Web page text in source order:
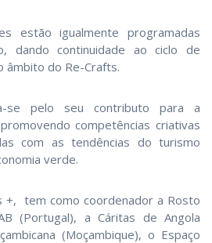
estão igualmente programadas
dando continuidade ao ciclo de
âmbito do Re-Crafts.
se pelo seu contributo para a
competências criativas
com as tendências do turismo
verde.
+, tem como coordenador a Rosto
(Portugal), a Cáritas de Angola
(Moçambique), o Espaço